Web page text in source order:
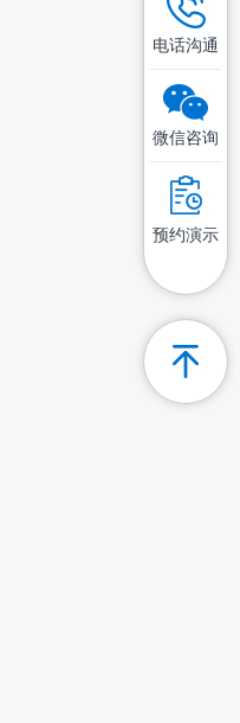
电话沟通
微信咨询
预约演示